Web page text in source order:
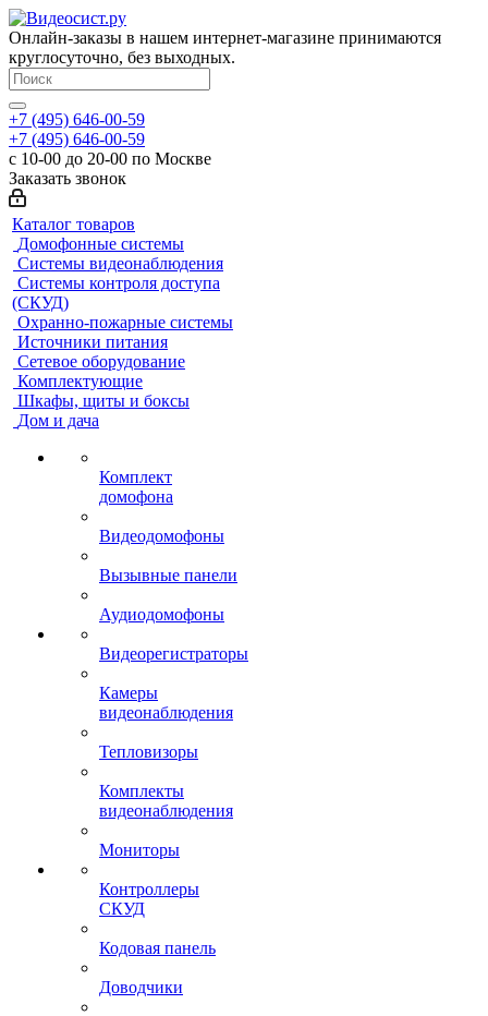
Онлайн-заказы в нашем интернет-магазине принимаются
круглосуточно, без выходных.
+7 (495) 646-00-59
+7 (495) 646-00-59
с 10-00 до 20-00 по Москве
Заказать звонок
Каталог товаров
Домофонные системы
Системы видеонаблюдения
Системы контроля доступа
(СКУД)
Охранно-пожарные системы
Источники питания
Сетевое оборудование
Комплектующие
Шкафы, щиты и боксы
Дом и дача
Комплект
домофона
Видеодомофоны
Вызывные панели
Аудиодомофоны
Видеорегистраторы
Камеры
видеонаблюдения
Тепловизоры
Комплекты
видеонаблюдения
Мониторы
Контроллеры
СКУД
Кодовая панель
Доводчики